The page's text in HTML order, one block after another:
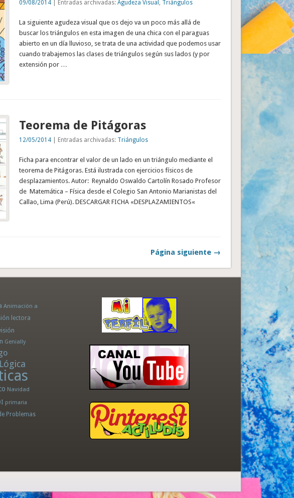
09/08/2014| Entradas archivadas: Agudeza Visual , Triángulos
La siguiente agudeza visual que os dejo va un poco más allá de
buscar los triángulos en esta imagen de una chica con el paraguas
abierto en un día lluvioso, se trata de una actividad que podemos usar
cuando trabajemos las clases de triángulos según sus lados (y por
extensión por …
Teorema de Pitágoras
12/05/2014| Entradas archivadas: Triángulos
Ficha para encontrar el valor de un lado en un triángulo mediante el
teorema de Pitágoras. Está ilustrada con ejercicios físicos de
desplazamientos. Autor: Reynaldo Oswaldo Cartolín Rosado Profesor
de Matemática – Física desde el Colegio San Antonio Marianistas del
Callao, Lima (Perú). DESCARGAR FICHA «DESPLAZAMIENTOS«
Página siguiente →
Animación a
lectora
Genially
Lógica
Navidad
primaria
Problemas